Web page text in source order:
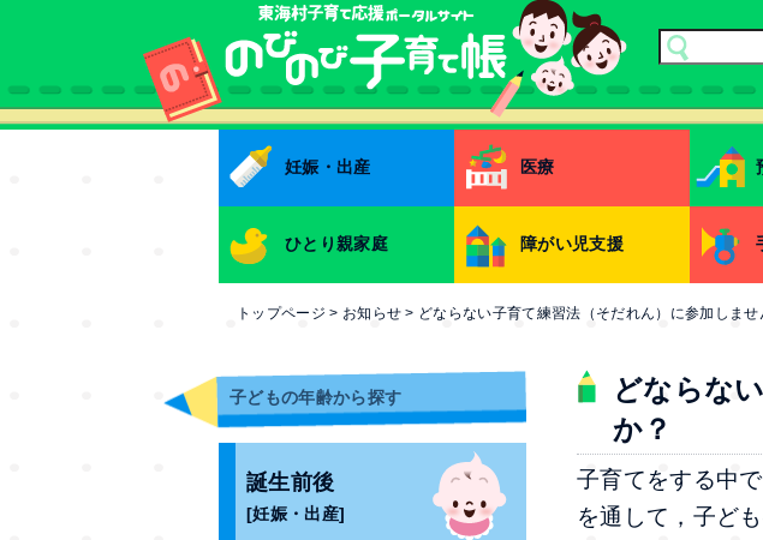
妊娠・出産 医療
ひとり親家庭 障がい児支援
トップページ > お知らせ > どならない子育て練習法（そだれん）に参加しませ
子どもの年齢から探す
誕生前後
[妊娠・出産]
どならな
か？
子育てをする中
を通して，子ど